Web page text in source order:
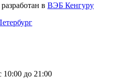
в ВЭБ Кенгуру
до 21:00